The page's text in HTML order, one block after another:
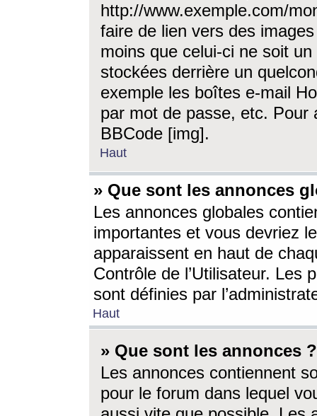
http://www.exemple.com/
faire de lien vers des
moins que celui-ci ne soit
stockées derrière un
exemple les boîtes e-mail
par mot de passe, etc. Pour
BBCode [img].
Haut
» Que sont les annonces
Les annonces globales
importantes et vous devriez
apparaissent en haut de
Contrôle de l’Utilisateur. Les
sont définies par
Haut
» Que sont les annonces ?
Les annonces contiennent
pour le forum dans lequel